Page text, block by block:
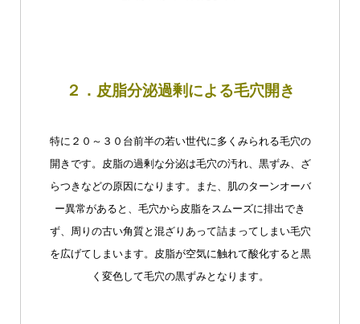
２．皮脂分泌過剰による毛穴開き
特に２０～３０台前半の若い世代に多くみられる毛穴の
開きです。皮脂の過剰な分泌は毛穴の汚れ、黒ずみ、ざ
らつきなどの原因になります。また、肌のターンオーバ
ー異常があると、毛穴から皮脂をスムーズに排出でき
ず、周りの古い角質と混ざりあって詰まってしまい毛穴
を広げてしまいます。皮脂が空気に触れて酸化すると黒
く変色して毛穴の黒ずみとなります。